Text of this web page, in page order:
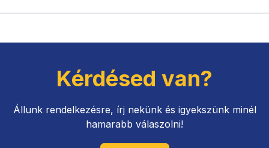
Kérdésed van?
Állunk rendelkezésre, írj nekünk és igyekszünk minél
hamarabb válaszolni!